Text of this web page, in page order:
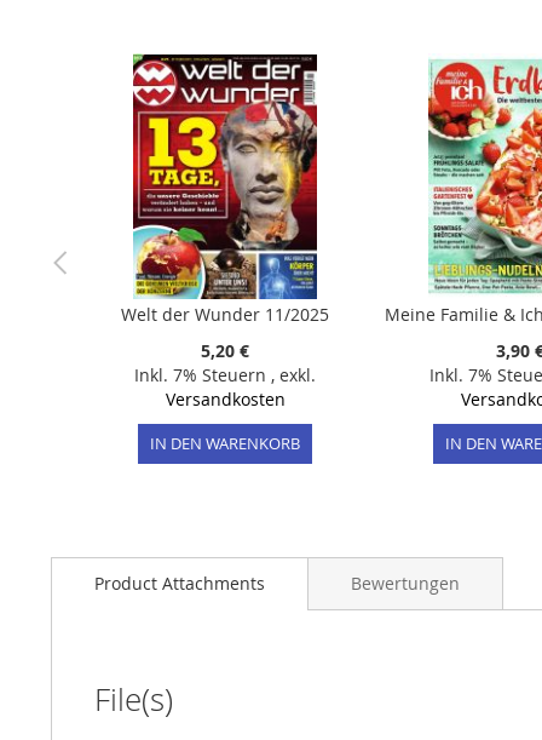
Welt der Wunder 11/2025
5,20 €
Inkl. 7% Steuern , exkl.
Versandkosten
IN DEN WARENKORB
3,90
Inkl. 7%
IN DEN
Product Attachments
File(s)
Bewertungen